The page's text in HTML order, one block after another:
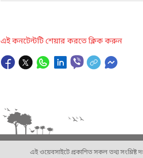
এই কনটেন্টটি শেয়ার করতে ক্লিক করুন
এই ওয়েবসাইটে প্রকাশিত সকল তথ্য সংশ্লিষ্ট